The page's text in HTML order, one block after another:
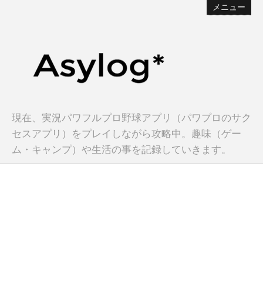
メニュー
現在、実況パワフルプロ野球アプリ（パワプロのサク
セスアプリ）をプレイしながら攻略中。趣味（ゲー
ム・キャンプ）や生活の事を記録していきます。